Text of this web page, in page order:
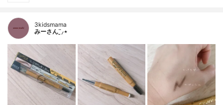
3kidsmama
みーさん¨̮⸝⋆